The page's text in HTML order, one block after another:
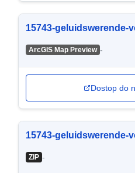
15743-geluidswerende-
ArcGIS Map Preview -
Dostop do
15743-geluidswerende-
ZIP -